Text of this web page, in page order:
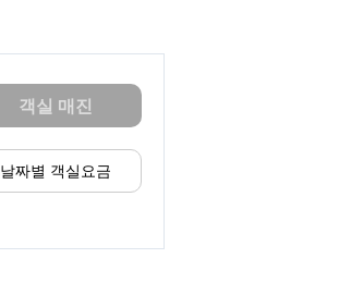
객실 매진
날짜별 객실요금